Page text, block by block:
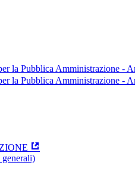
la Pubblica Amministrazione -
la Pubblica Amministrazione -